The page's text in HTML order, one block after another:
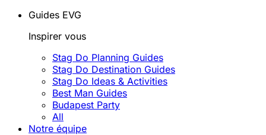
Guides EVG
Inspirer vous
Stag Do Planning Guides
Stag Do Destination Guides
Stag Do Ideas & Activities
Best Man Guides
Budapest Party
All
Notre équipe